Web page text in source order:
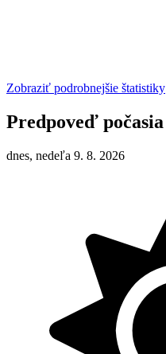
Zobraziť podrobnejšie štatistiky
Predpoveď počasia
dnes, nedeľa 9. 8. 2026